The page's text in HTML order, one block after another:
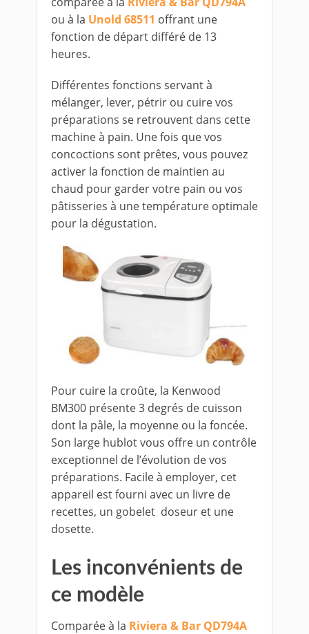
ou à la Unold 68511 offrant une
fonction de départ différé de 13
heures.
Différentes fonctions servant à
mélanger, lever, pétrir ou cuire vos
préparations se retrouvent dans cette
machine à pain. Une fois que vos
concoctions sont prêtes, vous pouvez
activer la fonction de maintien au
chaud pour garder votre pain ou vos
pâtisseries à une température optimale
pour la dégustation.
Pour cuire la croûte, la Kenwood
BM300 présente 3 degrés de cuisson
dont la pâle, la moyenne ou la foncée.
Son large hublot vous offre un contrôle
exceptionnel de l’évolution de vos
préparations. Facile à employer, cet
appareil est fourni avec un livre de
recettes, un gobelet doseur et une
dosette.
Les inconvénients de
ce modèle
Comparée à la Riviera & Bar QD794A